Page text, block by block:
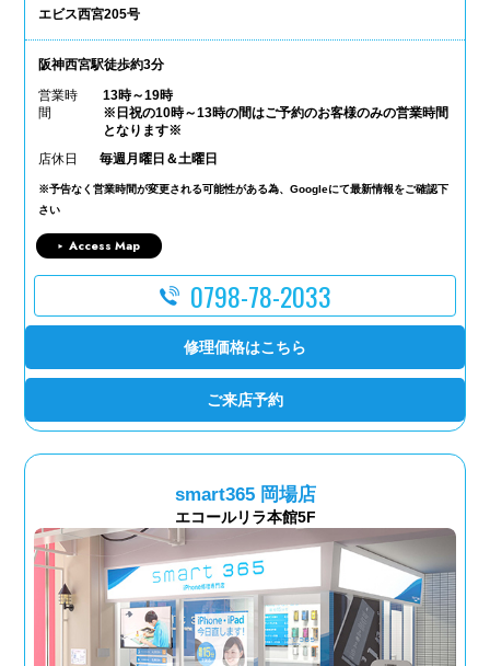
エビス西宮205号
阪神西宮駅徒歩約3分
営業時
間
13時～19時
※日祝の10時～13時の間はご予約のお客様のみの営業時間
となります※
店休日
毎週月曜日＆土曜日
※予告なく営業時間が変更される可能性がある為、Googleにて最新情報をご確認下
さい
Access Map
0798-78-2033
修理価格はこちら
ご来店予約
smart365 岡場店
エコールリラ本館5F